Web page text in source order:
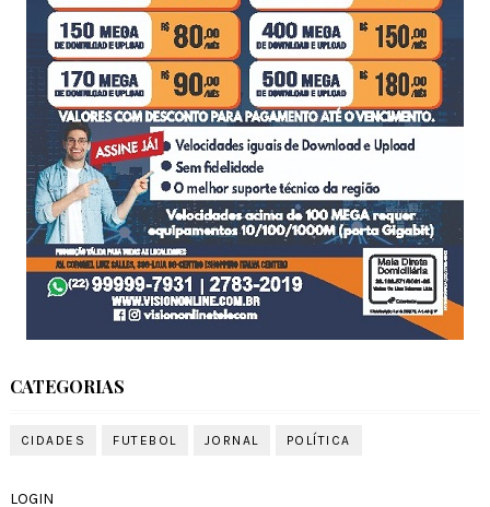
CATEGORIAS
CIDADES FUTEBOL JORNAL POLÍTICA
LOGIN